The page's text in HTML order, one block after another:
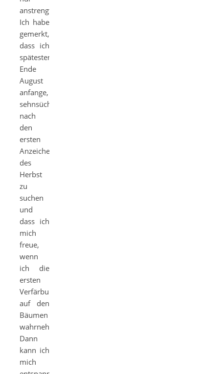
anstrengt.
Ich habe
gemerkt,
dass ich
spätestens
Ende
August
anfange,
sehnsüchtig
nach
den
ersten
Anzeichen
des
Herbst
zu
suchen
und
dass ich
mich
freue,
wenn
ich die
ersten
Verfärbungen
auf den
Bäumen
wahrnehme.
Dann
kann ich
mich